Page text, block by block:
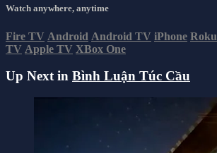
Watch anywhere, anytime
Fire TV Android Android TV iPhone Roku
TV Apple TV XBox One
Up Next in Bình Luận Túc Cầu